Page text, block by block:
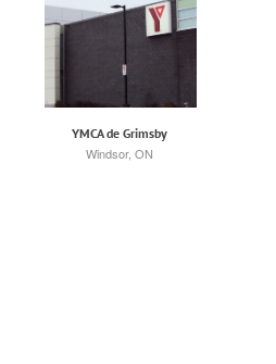
YMCA de Grimsby
Windsor, ON